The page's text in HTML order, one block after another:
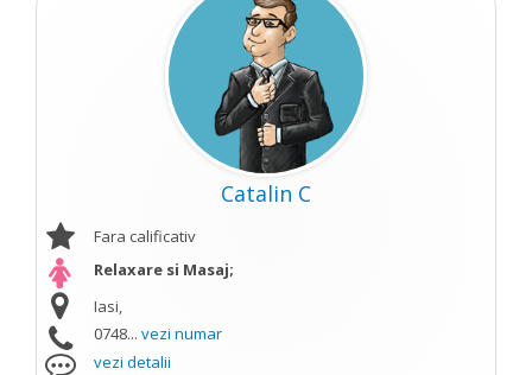
Catalin C
Fara calificativ
Relaxare si Masaj;
Iasi,
0748... vezi numar
vezi detalii